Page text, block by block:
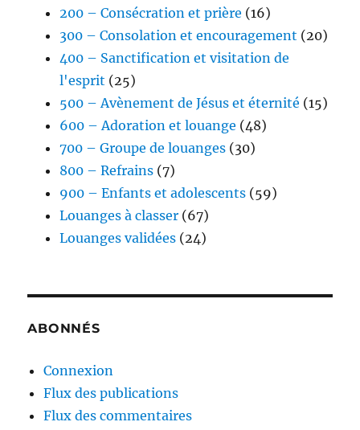
200 – Consécration et prière (16)
300 – Consolation et encouragement (20)
400 – Sanctification et visitation de
l'esprit (25)
500 – Avènement de Jésus et éternité (15)
600 – Adoration et louange (48)
700 – Groupe de louanges (30)
800 – Refrains (7)
900 – Enfants et adolescents (59)
Louanges à classer (67)
Louanges validées (24)
ABONNÉS
Connexion
Flux des publications
Flux des commentaires